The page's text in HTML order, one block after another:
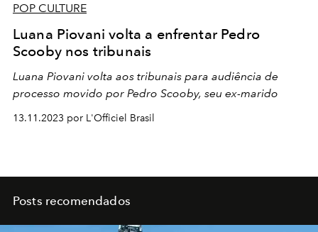
POP CULTURE
Luana Piovani volta a enfrentar Pedro
Scooby nos tribunais
Luana Piovani volta aos tribunais para audiência de
processo movido por Pedro Scooby, seu ex-marido
13.11.2023 por L'Officiel Brasil
Posts recomendados